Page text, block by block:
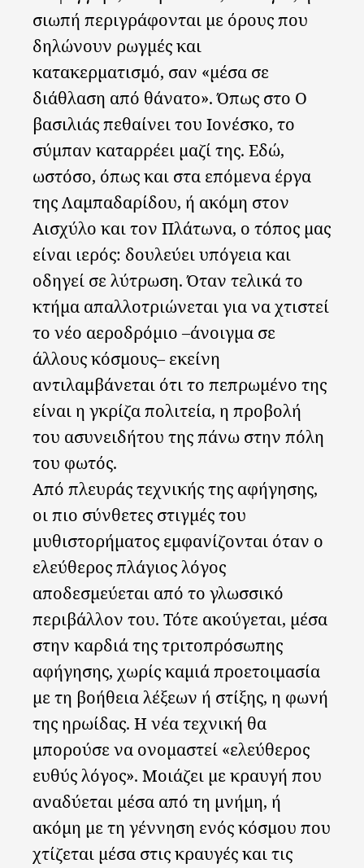
σιωπή περιγράφονται με όρους που
δηλώνουν ρωγμές και
κατακερματισμό, σαν «μέσα σε
διάθλαση από θάνατο». Όπως στο Ο
βασιλιάς πεθαίνει του Ιονέσκο, το
σύμπαν καταρρέει μαζί της. Εδώ,
ωστόσο, όπως και στα επόμενα έργα
της Λαμπαδαρίδου, ή ακόμη στον
Αισχύλο και τον Πλάτωνα, ο τόπος μας
είναι ιερός: δουλεύει υπόγεια και
οδηγεί σε λύτρωση. Όταν τελικά το
κτήμα απαλλοτριώνεται για να χτιστεί
το νέο αεροδρόμιο –άνοιγμα σε
άλλους κόσμους– εκείνη
αντιλαμβάνεται ότι το πεπρωμένο της
είναι η γκρίζα πολιτεία, η προβολή
του ασυνειδήτου της πάνω στην πόλη
του φωτός.
Από πλευράς τεχνικής της αφήγησης,
οι πιο σύνθετες στιγμές του
μυθιστορήματος εμφανίζονται όταν ο
ελεύθερος πλάγιος λόγος
αποδεσμεύεται από το γλωσσικό
περιβάλλον του. Τότε ακούγεται, μέσα
στην καρδιά της τριτοπρόσωπης
αφήγησης, χωρίς καμιά προετοιμασία
με τη βοήθεια λέξεων ή στίξης, η φωνή
της ηρωίδας. Η νέα τεχνική θα
μπορούσε να ονομαστεί «ελεύθερος
ευθύς λόγος». Μοιάζει με κραυγή που
αναδύεται μέσα από τη μνήμη, ή
ακόμη με τη γέννηση ενός κόσμου που
χτίζεται μέσα στις κραυγές και τις